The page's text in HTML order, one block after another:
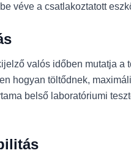
véve a csatlakoztatott
valós időben mutatja
hogyan töltődnek,
belső laboratóriumi